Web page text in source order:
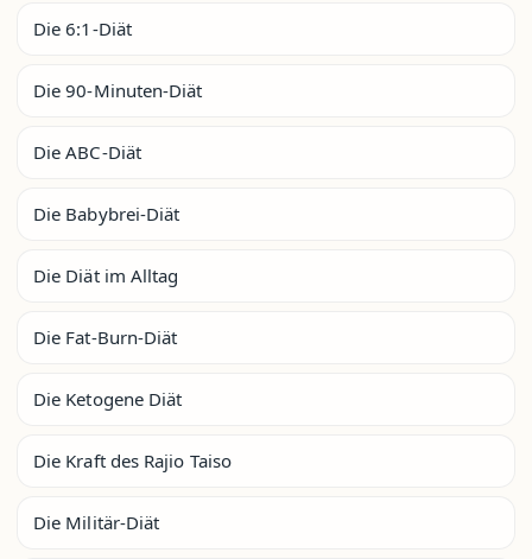
Die 6:1-Diät
Die 90-Minuten-Diät
Die ABC-Diät
Die Babybrei-Diät
Die Diät im Alltag
Die Fat-Burn-Diät
Die Ketogene Diät
Die Kraft des Rajio Taiso
Die Militär-Diät